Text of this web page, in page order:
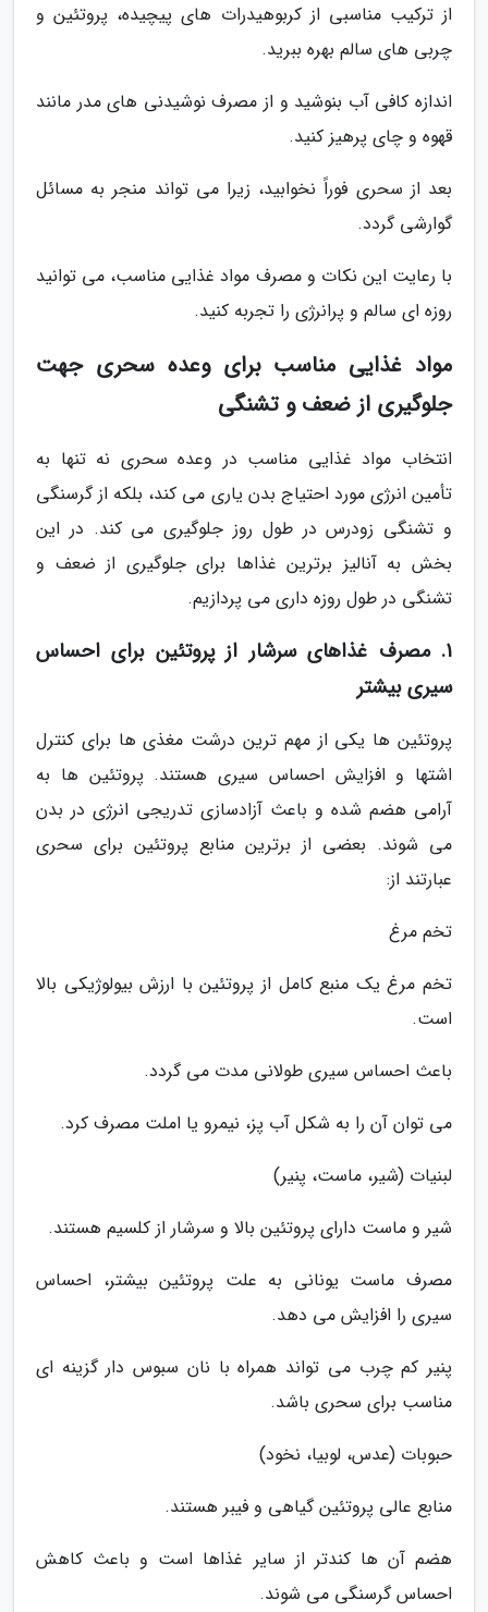
از ترکیب مناسبی از کربوهیدرات های پیچیده، پروتئین و
چربی های سالم بهره ببرید.
اندازه کافی آب بنوشید و از مصرف نوشیدنی های مدر مانند
قهوه و چای پرهیز کنید.
بعد از سحری فوراً نخوابید، زیرا می تواند منجر به مسائل
گوارشی گردد.
با رعایت این نکات و مصرف مواد غذایی مناسب، می توانید
روزه ای سالم و پرانرژی را تجربه کنید.
مواد غذایی مناسب برای وعده سحری جهت
جلوگیری از ضعف و تشنگی
انتخاب مواد غذایی مناسب در وعده سحری نه تنها به
تأمین انرژی مورد احتیاج بدن یاری می کند، بلکه از گرسنگی
و تشنگی زودرس در طول روز جلوگیری می کند. در این
بخش به آنالیز برترین غذاها برای جلوگیری از ضعف و
تشنگی در طول روزه داری می پردازیم.
1. مصرف غذاهای سرشار از پروتئین برای احساس
سیری بیشتر
پروتئین ها یکی از مهم ترین درشت مغذی ها برای کنترل
اشتها و افزایش احساس سیری هستند. پروتئین ها به
آرامی هضم شده و باعث آزادسازی تدریجی انرژی در بدن
می شوند. بعضی از برترین منابع پروتئین برای سحری
عبارتند از:
تخم مرغ
تخم مرغ یک منبع کامل از پروتئین با ارزش بیولوژیکی بالا
است.
باعث احساس سیری طولانی مدت می گردد.
می توان آن را به شکل آب پز، نیمرو یا املت مصرف کرد.
لبنیات (شیر، ماست، پنیر)
شیر و ماست دارای پروتئین بالا و سرشار از کلسیم هستند.
مصرف ماست یونانی به علت پروتئین بیشتر، احساس
سیری را افزایش می دهد.
پنیر کم چرب می تواند همراه با نان سبوس دار گزینه ای
مناسب برای سحری باشد.
حبوبات (عدس، لوبیا، نخود)
منابع عالی پروتئین گیاهی و فیبر هستند.
هضم آن ها کندتر از سایر غذاها است و باعث کاهش
احساس گرسنگی می شوند.